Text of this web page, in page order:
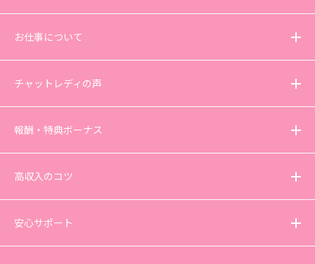
お仕事について
チャットレディの声
報酬・特典ボーナス
高収入のコツ
安心サポート